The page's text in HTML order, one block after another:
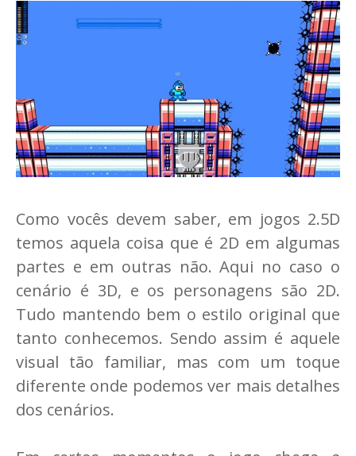
Como vocês devem saber, em jogos 2.5D
temos aquela coisa que é 2D em algumas
partes e em outras não. Aqui no caso o
cenário é 3D, e os personagens são 2D.
Tudo mantendo bem o estilo original que
tanto conhecemos. Sendo assim é aquele
visual tão familiar, mas com um toque
diferente onde podemos ver mais detalhes
dos cenários.